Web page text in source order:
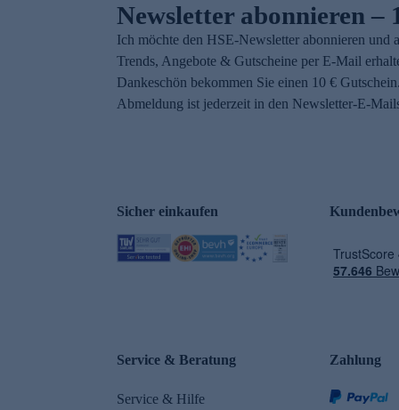
Newsletter abonnieren –
Ich möchte den HSE-Newsletter abonnieren und
Trends, Angebote & Gutscheine per E-Mail
Dankeschön bekommen Sie einen 10 €
Abmeldung ist jederzeit in den Newsletter-E-
Sicher einkaufen
Service & Beratung
Service & Hilfe
Zahlung